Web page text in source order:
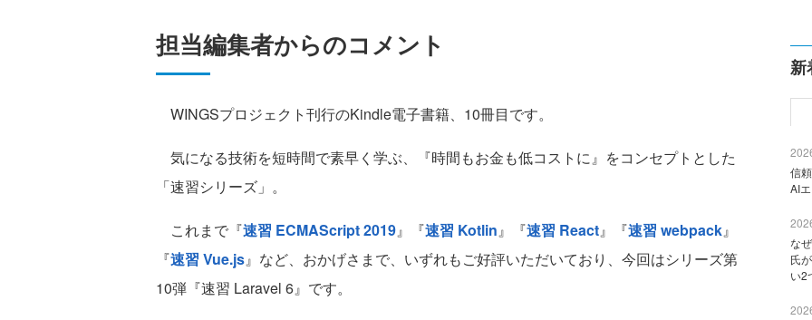
担当編集者からのコメント
WINGSプロジェクト刊行のKindle電子書籍、10冊目です。
気になる技術を短時間で素早く学ぶ、『時間もお金も低コストに』をコンセプトとした
「速習シリーズ」。
これまで『速習 ECMAScript 2019』『速習 Kotlin』『速習 React』『速習 webpack』
『速習 Vue.js』など、おかげさまで、いずれもご好評いただいており、今回はシリーズ第
10弾『速習 Laravel 6』です。
新
信
AI
な
氏
い2